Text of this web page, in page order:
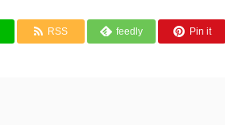
RSS feedly Pin it